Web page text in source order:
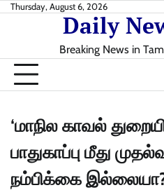
SkipThursday, August 6, 2026
Daily
Breaking News in
‘மாநில காவல்
பாதுகாப்பு மீது
நம்பிக்கை